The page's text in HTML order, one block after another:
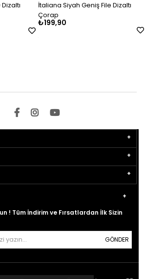
İtaliana Siyah Geniş File Dizaltı
Çorap
₺199,90
! Tüm İndirim ve Fırsatlardan İlk Sizin
GÖNDER